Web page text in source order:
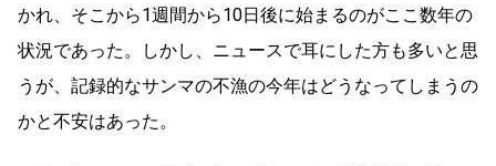
かれ、そこから1週間から10日後に始まるのがここ数年の
状況であった。しかし、ニュースで耳にした方も多いと思
うが、記録的なサンマの不漁の今年はどうなってしまうの
かと不安はあった。